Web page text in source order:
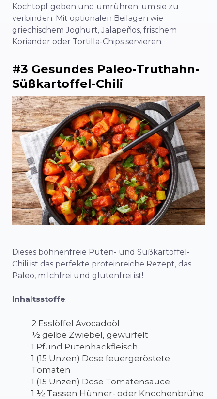
Kochtopf geben und umrühren, um sie zu
verbinden. Mit optionalen Beilagen wie
griechischem Joghurt, Jalapeños, frischem
Koriander oder Tortilla-Chips servieren.
#3 Gesundes Paleo-Truthahn-
Süßkartoffel-Chili
Dieses bohnenfreie Puten- und Süßkartoffel-
Chili ist das perfekte proteinreiche Rezept, das
Paleo, milchfrei und glutenfrei ist!
Inhaltsstoffe:
2 Esslöffel Avocadoöl
½ gelbe Zwiebel, gewürfelt
1 Pfund Putenhackfleisch
1 (15 Unzen) Dose feuergeröstete
Tomaten
1 (15 Unzen) Dose Tomatensauce
1 ½ Tassen Hühner- oder Knochenbrühe